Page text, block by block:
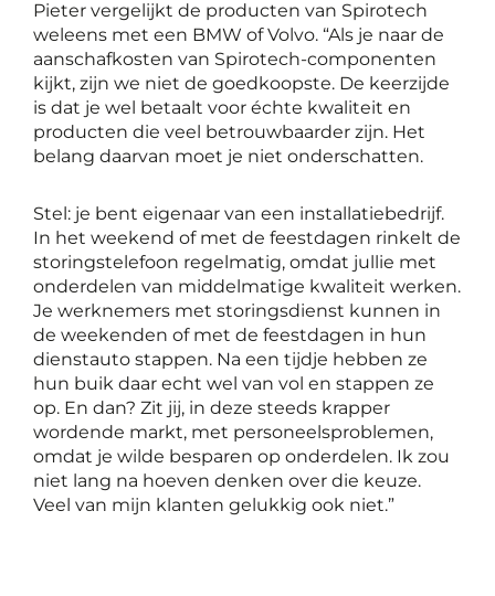
Pieter vergelijkt de producten van Spirotech
weleens met een BMW of Volvo. “Als je naar de
aanschafkosten van Spirotech-componenten
kijkt, zijn we niet de goedkoopste. De keerzijde
is dat je wel betaalt voor échte kwaliteit en
producten die veel betrouwbaarder zijn. Het
belang daarvan moet je niet onderschatten.
Stel: je bent eigenaar van een installatiebedrijf.
In het weekend of met de feestdagen rinkelt de
storingstelefoon regelmatig, omdat jullie met
onderdelen van middelmatige kwaliteit werken.
Je werknemers met storingsdienst kunnen in
de weekenden of met de feestdagen in hun
dienstauto stappen. Na een tijdje hebben ze
hun buik daar echt wel van vol en stappen ze
op. En dan? Zit jij, in deze steeds krapper
wordende markt, met personeelsproblemen,
omdat je wilde besparen op onderdelen. Ik zou
niet lang na hoeven denken over die keuze.
Veel van mijn klanten gelukkig ook niet.”